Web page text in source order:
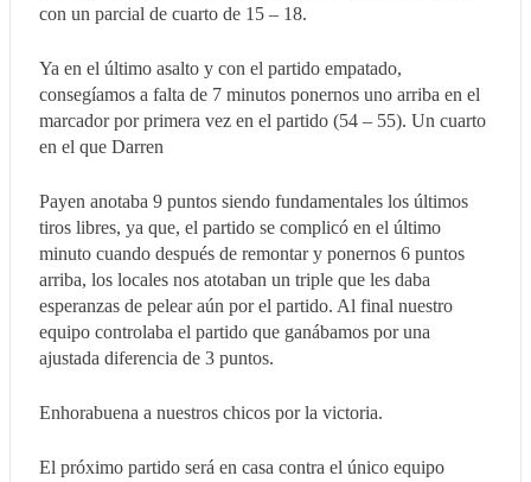
con un parcial de cuarto de 15 – 18.
Ya en el último asalto y con el partido empatado,
consegíamos a falta de 7 minutos ponernos uno arriba en el
marcador por primera vez en el partido (54 – 55). Un cuarto
en el que Darren
Payen anotaba 9 puntos siendo fundamentales los últimos
tiros libres, ya que, el partido se complicó en el último
minuto cuando después de remontar y ponernos 6 puntos
arriba, los locales nos atotaban un triple que les daba
esperanzas de pelear aún por el partido. Al final nuestro
equipo controlaba el partido que ganábamos por una
ajustada diferencia de 3 puntos.
Enhorabuena a nuestros chicos por la victoria.
El próximo partido será en casa contra el único equipo